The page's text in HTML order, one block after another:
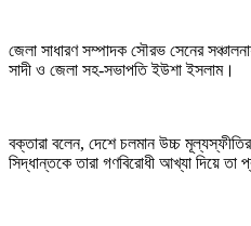
জেলা সাধারণ সম্পাদক সৌরভ সেনের
সাদী ও জেলা সহ-সভাপতি ইউশা ইসলাম।
বক্তারা বলেন, দেশে চলমান উচ্চ
সিদ্ধান্তকে তারা গণবিরোধী আখ্যা দিয়ে তা